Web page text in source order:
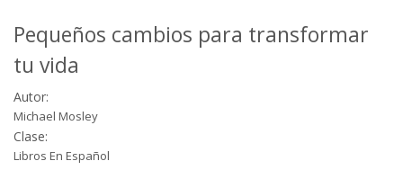
Pequeños cambios para transformar
tu vida
Autor:
Michael Mosley
Clase:
Libros En Español